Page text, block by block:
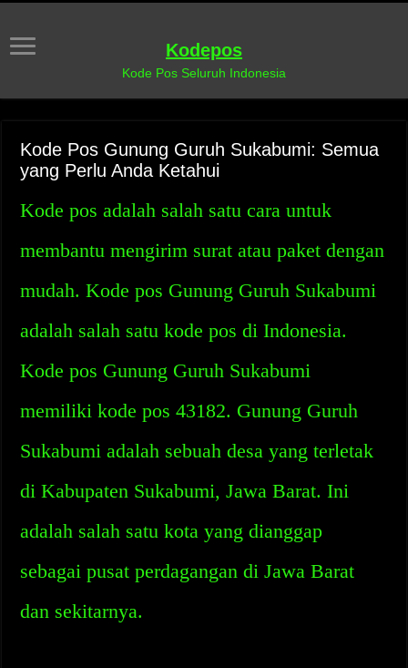
Kodepos
Kode Pos Seluruh Indonesia
Kode Pos Gunung Guruh Sukabumi: Semua
yang Perlu Anda Ketahui
Kode pos adalah salah satu cara untuk
membantu mengirim surat atau paket dengan
mudah. Kode pos Gunung Guruh Sukabumi
adalah salah satu kode pos di Indonesia.
Kode pos Gunung Guruh Sukabumi
memiliki kode pos 43182. Gunung Guruh
Sukabumi adalah sebuah desa yang terletak
di Kabupaten Sukabumi, Jawa Barat. Ini
adalah salah satu kota yang dianggap
sebagai pusat perdagangan di Jawa Barat
dan sekitarnya.